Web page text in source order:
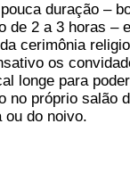
duração –
de 2 a 3 horas –
cerimônia
os
longe para poder
no próprio salão
ou do noivo.